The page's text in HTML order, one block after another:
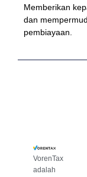
Memberikan
dan
pembiayaan.
VorenTax
adalah